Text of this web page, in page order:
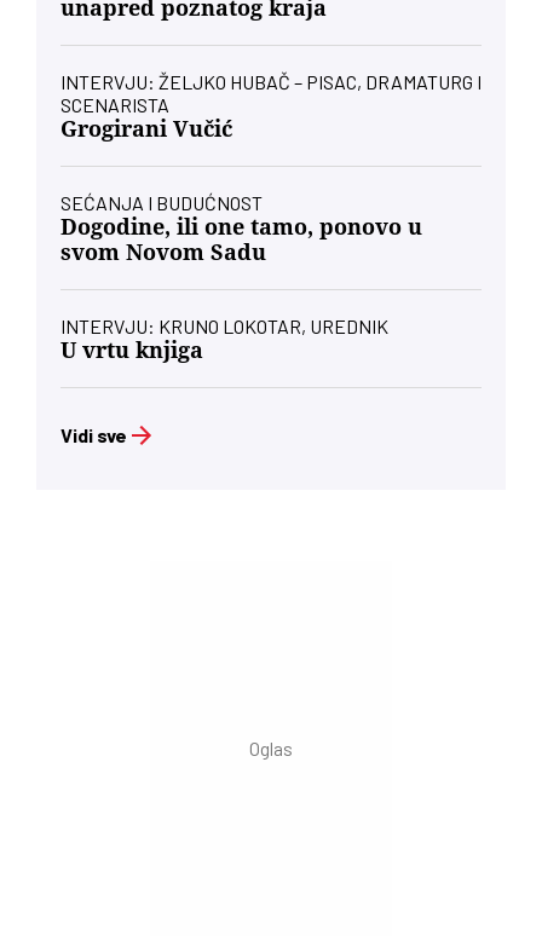
unapred poznatog kraja
INTERVJU: ŽELJKO HUBAČ – PISAC, DRAMATURG I
SCENARISTA
Grogirani Vučić
SEĆANJA I BUDUĆNOST
Dogodine, ili one tamo, ponovo u
svom Novom Sadu
INTERVJU: KRUNO LOKOTAR, UREDNIK
U vrtu knjiga
Vidi sve